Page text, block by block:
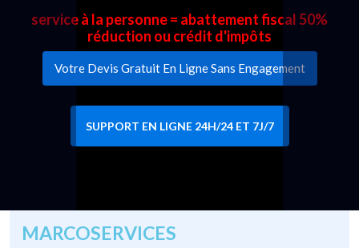
service à la personne = abattement fiscal 50%
réduction ou crédit d'impôts
Votre Devis Gratuit En Ligne Sans Engagement
SUPPORT EN LIGNE 24H/24 ET 7J/7
MARCOSERVICES